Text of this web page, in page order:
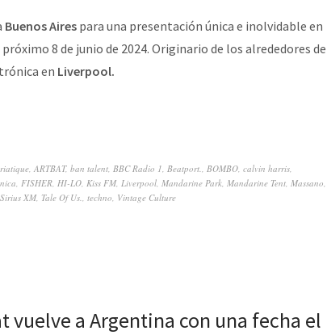
Buenos Aires para una presentación única e inolvidable en
8 de junio de 2024. Originario de los alrededores de
en Liverpool.
, ARTBAT, ban talent, BBC Radio 1, Beatport., BOMBO, calvin harris,
, FISHER, HI-LO, Kiss FM, Liverpool, Mandarine Park, Mandarine Tent, Massano,
Sirius XM, Tale Of Us., techno, Vintage Culture
vuelve a Argentina con una fecha el